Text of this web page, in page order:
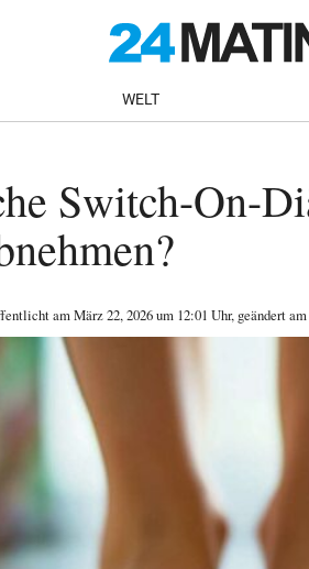
WELT
Switch-On-
amMärz 22, 2026um 12:01 Uhr, geändert